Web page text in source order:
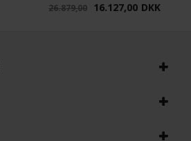
26.879,00 16.127,00 DKK